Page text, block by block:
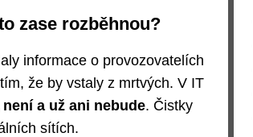
zase rozběhnou?
informace o provozovatelích
že by vstaly z mrtvých. V IT
a už ani nebude. Čistky
sítích.